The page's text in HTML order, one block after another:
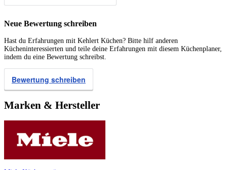
Neue Bewertung schreiben
Hast du Erfahrungen mit Kehlert Küchen? Bitte hilf anderen
Kücheninteressierten und teile deine Erfahrungen mit diesem Küchenplaner,
indem du eine Bewertung schreibst.
Bewertung schreiben
Marken & Hersteller